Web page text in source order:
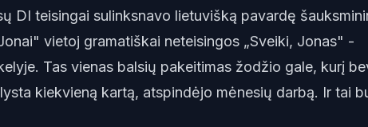
DI teisingai sulinksnavo lietuvišką pavardę
vietoj gramatiškai neteisingos „Sveiki, Jonas" -
Tas vienas balsių pakeitimas žodžio gale, kurį
kiekvieną kartą, atspindėjo mėnesių darbą. Ir tai